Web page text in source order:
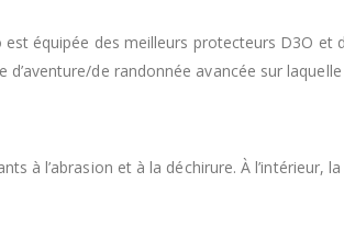
équipée des meilleurs protecteurs D3O
de randonnée avancée sur
à l’abrasion et à la déchirure. À l’intérieur,